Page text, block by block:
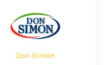
Don Simón